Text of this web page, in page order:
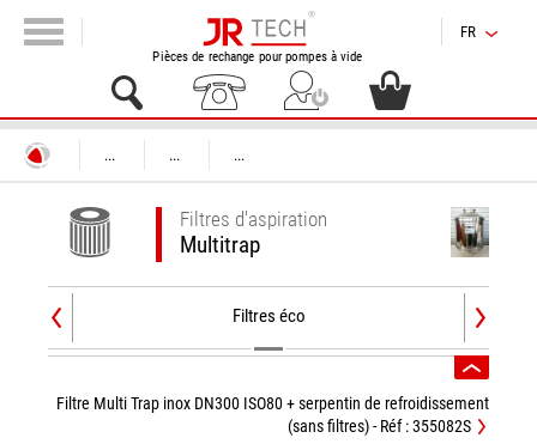
Pièces de rechange pour pompes à vide
FR
... ... ...
Filtres d'aspiration
Multitrap
Filtres éco
Filtre Multi Trap inox DN300 ISO80 + serpentin de refroidissement
(sans filtres) - Réf : 355082S